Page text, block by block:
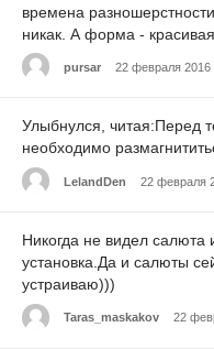
времена
никак. А форма - красивая.
pursar 22 февраля 2016
Улыбнулся, читая:Перед
необходимо
LelandDen 22 февраля
Никогда не видел салюта
установка.Да и салюты
устраиваю)))
Taras_maskakov 22